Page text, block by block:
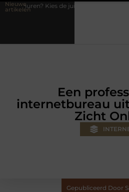
Nieuwe
artikelenaanhanger voor jouw klus
Een
internetbureau
Zicht
Gepubliceerd Door